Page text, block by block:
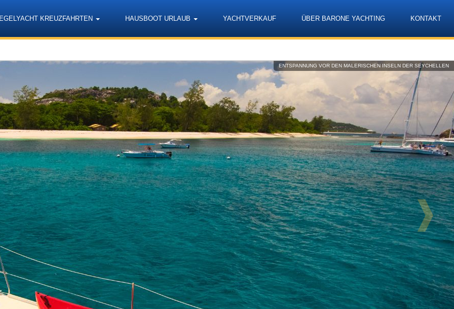
KREUZFAHRTEN HAUSBOOT URLAUB YACHTVERKAUF ÜBER BARONE YACHTING KONTAKT
❱
ENTSPANNUNG VOR DEN MALERISCHEN INSELN DER SEYCHELLEN